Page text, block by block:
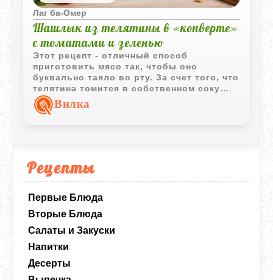
Рецепты
Первые Блюда
Вторые Блюда
Салаты и Закуски
Напитки
Десерты
Лаг ба-Омер
Шашлык из телятины в «конверте»
с томатами и зеленью
Этот рецепт - отличный способ
приготовить мясо так, чтобы оно
буквально таяло во рту. За счет того, что
телятина томится в собственном соку
вместе с помидорами и луком внутри
бумажного пакета, все ароматы остаются
Вилка